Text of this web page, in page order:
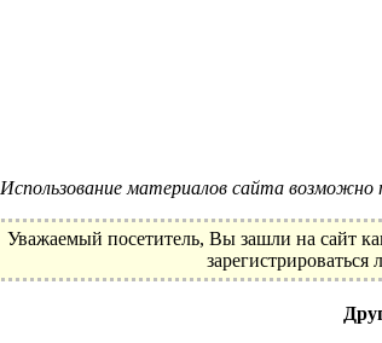
Использование материалов сайта возможно
Уважаемый посетитель, Вы зашли на сайт